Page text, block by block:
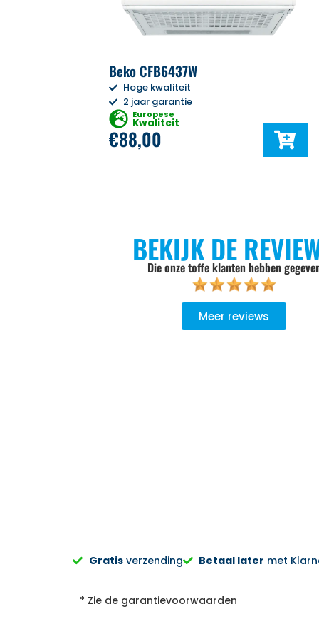
Beko CFB6437W
Hoge kwaliteit
2 jaar garantie
Europese
Kwaliteit
€88,00
BEKIJK DE
Die onze toffe klanten hebben
Meer reviews
geadviseerd, niet opdringerig, de keuze wordt aan je
Gratisverzending Betaal later met
* Zie de garantievoorwaarden